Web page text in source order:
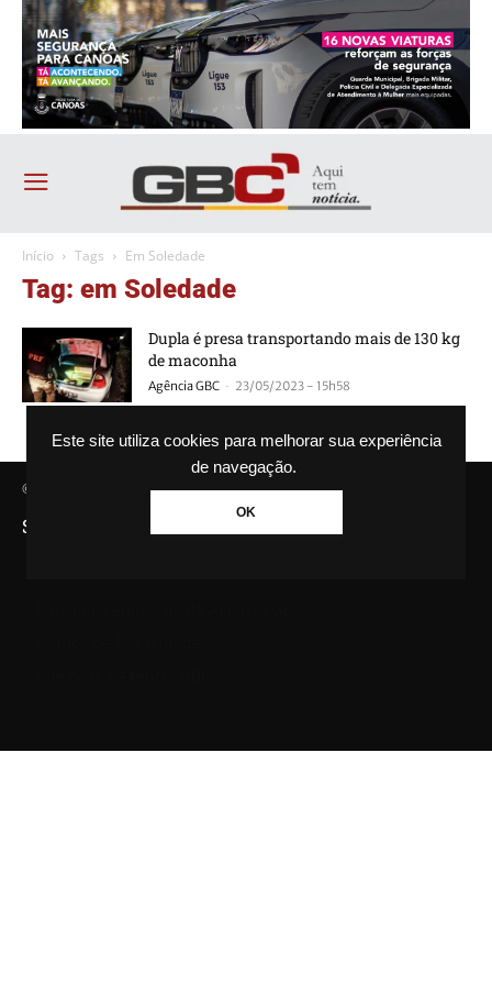
Este site utiliza cookies para melhorar sua experiência
de navegação.
OK
Início Tags Em Soledade
Tag: em Soledade
Dupla é presa transportando mais de 130 kg
de maconha
Agência GBC - 23/05/2023 - 15h58
© Agência GBC. Aqui tem notícia. Todos os direitos reservados.
SAIBA MAIS SOBRE A AGÊNCIA GBC